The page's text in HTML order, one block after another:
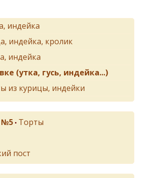
индейка
индейка, кролик
индейка
(утка, гусь, индейка...)
из курицы, индейки
№5 • Торты
пост